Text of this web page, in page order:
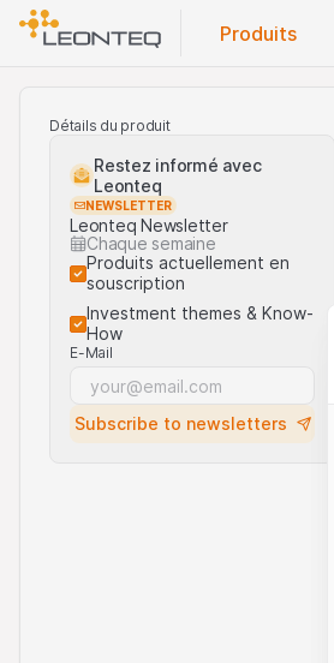
Produits
Détails du produit
Restez informé avec
Leonteq
NEWSLETTER
Leonteq Newsletter
Chaque semaine
Produits actuellement en
souscription
Investment themes & Know-
How
E-Mail
Subscribe to newsletters